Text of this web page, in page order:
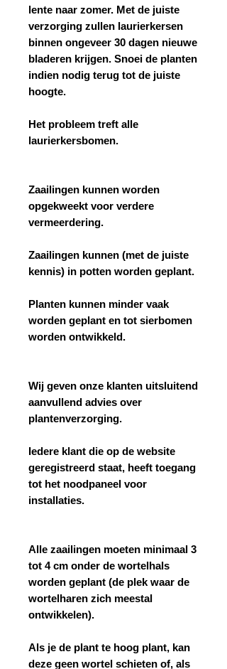
lente naar zomer. Met de juiste
verzorging zullen laurierkersen
binnen ongeveer 30 dagen nieuwe
bladeren krijgen. Snoei de planten
indien nodig terug tot de juiste
hoogte.
Het probleem treft alle
laurierkersbomen.
Zaailingen kunnen worden
opgekweekt voor verdere
vermeerdering.
Zaailingen kunnen (met de juiste
kennis) in potten worden geplant.
Planten kunnen minder vaak
worden geplant en tot sierbomen
worden ontwikkeld.
Wij geven onze klanten uitsluitend
aanvullend advies over
plantenverzorging.
Iedere klant die op de website
geregistreerd staat, heeft toegang
tot het noodpaneel voor
installaties.
Alle zaailingen moeten minimaal 3
tot 4 cm onder de wortelhals
worden geplant (de plek waar de
wortelharen zich meestal
ontwikkelen).
Als je de plant te hoog plant, kan
deze geen wortel schieten of, als